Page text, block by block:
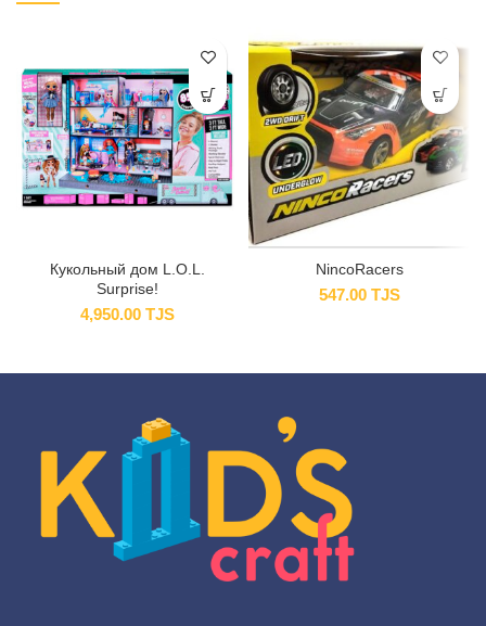
Кукольный дом L.O.L.
Surprise!
4,950.00 TJS
NincoRacers
547.00 TJS